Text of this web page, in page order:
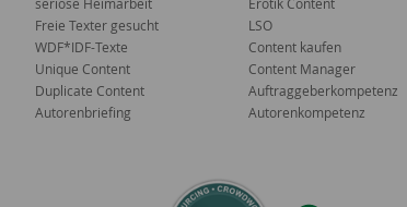
Freie Texter gesucht
WDF*IDF-Texte
Unique Content
Duplicate Content
Autorenbriefing
LSO
Content kaufen
Content Manager
Auftraggeberkompetenz
Autorenkompetenz